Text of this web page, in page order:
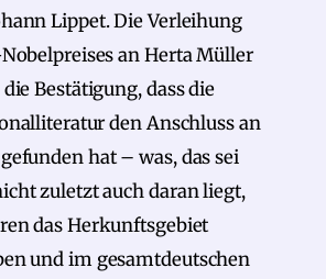
Lippet. Die Verleihung
an Herta Müller
Bestätigung, dass die
den Anschluss an
hat – was, das sei
zuletzt auch daran liegt,
das Herkunftsgebiet
und im gesamtdeutschen